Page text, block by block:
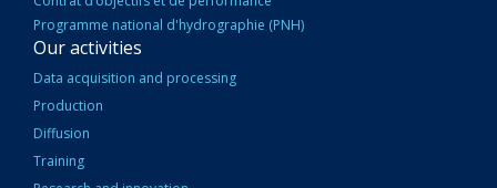
Programme national d'hydrographie (PNH)
Our activities
Data acquisition and processing
Production
Diffusion
Training